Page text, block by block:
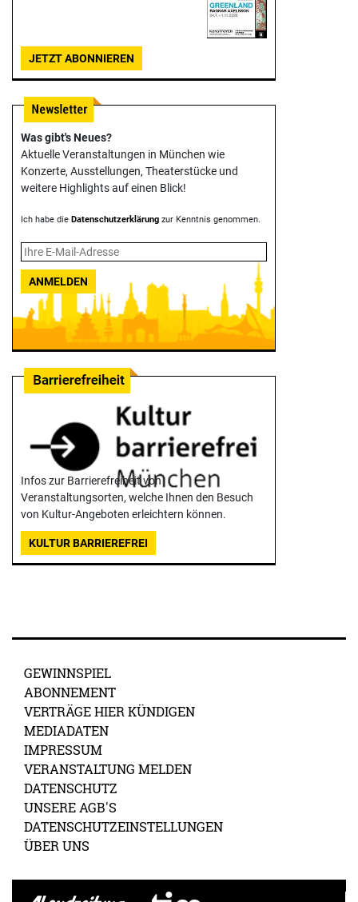
JETZT ABONNIEREN
Was gibt's Neues?
Aktuelle Veranstaltungen in München wie
Konzerte, Ausstellungen, Theater­stücke und
weitere Highlights auf einen Blick!
Ich habe die Datenschutzerklärung zur Kenntnis genommen.
ANMELDEN
Infos zur Barrierefreiheit von
Veranstaltungsorten, welche Ihnen den Besuch
von Kultur-Angeboten erleichtern können.
KULTUR BARRIEREFREI
GEWINNSPIEL
ABONNEMENT
VERTRÄGE HIER KÜNDIGEN
MEDIADATEN
IMPRESSUM
VERANSTALTUNG MELDEN
DATENSCHUTZ
UNSERE AGB'S
DATENSCHUTZEINSTELLUNGEN
ÜBER UNS